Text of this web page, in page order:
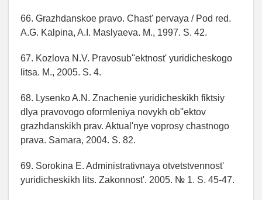
66. Grazhdanskoe pravo. Chast' pervaya / Pod red.
A.G. Kalpina, A.I. Maslyaeva. M., 1997. S. 42.
67. Kozlova N.V. Pravosub''ektnost' yuridicheskogo
litsa. M., 2005. S. 4.
68. Lysenko A.N. Znachenie yuridicheskikh fiktsiy
dlya pravovogo oformleniya novykh ob''ektov
grazhdanskikh prav. Aktual'nye voprosy chastnogo
prava. Samara, 2004. S. 82.
69. Sorokina E. Administrativnaya otvetstvennost'
yuridicheskikh lits. Zakonnost'. 2005. № 1. S. 45-47.